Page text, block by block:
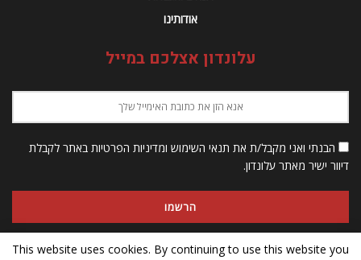
אודותינו
עלונדון אצלכם במייל
הבנתי ואני מקבל/ת את תנאי השימוש ומדיניות הפרטיות באתר לקבלת
דיוור ישיר מאתר עלונדון.
This website uses cookies. By continuing to use this website you